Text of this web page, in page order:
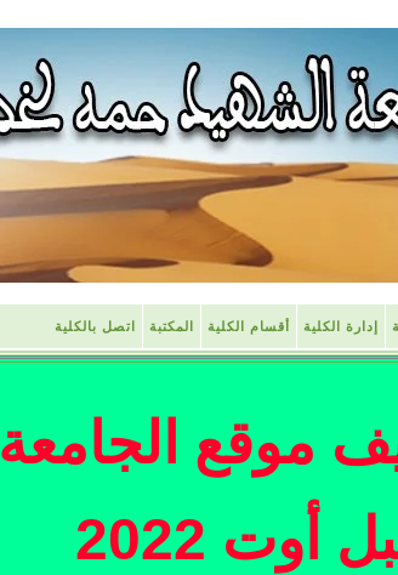
إدارة الكلية أقسام الكلية المكتبة اتصل بالكلية
موقع الجامعة
أوت 2022